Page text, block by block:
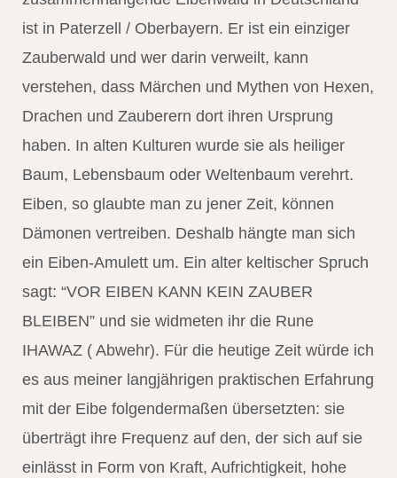
ist in Paterzell / Oberbayern. Er ist ein einziger
Zauberwald und wer darin verweilt, kann
verstehen, dass Märchen und Mythen von Hexen,
Drachen und Zauberern dort ihren Ursprung
haben. In alten Kulturen wurde sie als heiliger
Baum, Lebensbaum oder Weltenbaum verehrt.
Eiben, so glaubte man zu jener Zeit, können
Dämonen vertreiben. Deshalb hängte man sich
ein Eiben-Amulett um. Ein alter keltischer Spruch
sagt: “VOR EIBEN KANN KEIN ZAUBER
BLEIBEN” und sie widmeten ihr die Rune
IHAWAZ ( Abwehr). Für die heutige Zeit würde ich
es aus meiner langjährigen praktischen Erfahrung
mit der Eibe folgendermaßen übersetzten: sie
überträgt ihre Frequenz auf den, der sich auf sie
einlässt in Form von Kraft, Aufrichtigkeit, hohe